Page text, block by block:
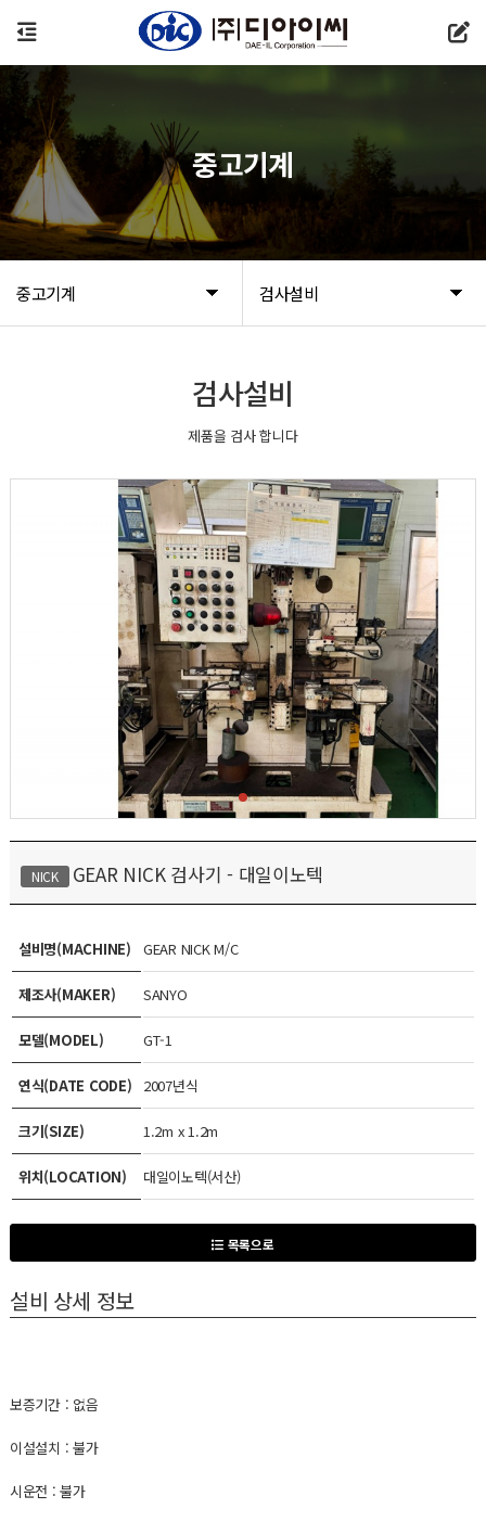
중고기계 검사설비
중고기계
검사설비
제품을 검사 합니다
NICK GEAR NICK 검사기 - 대일이노텍
설비명(MACHINE) GEAR NICK M/C
제조사(MAKER) SANYO
모델(MODEL) GT-1
연식(DATE CODE) 2007년식
크기(SIZE) 1.2m x 1.2m
위치(LOCATION) 대일이노텍(서산)
목록으로
설비 상세 정보
보증기간 : 없음
이설설치 : 불가
시운전 : 불가